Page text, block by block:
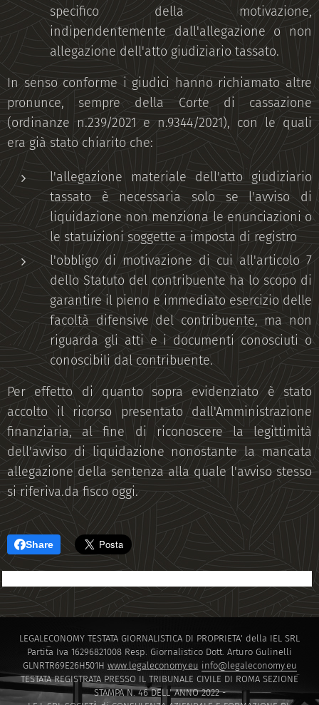
specifico della motivazione,
indipendentemente dall'allegazione o non
allegazione dell'atto giudiziario tassato.
In senso conforme i giudici hanno richiamato altre
pronunce, sempre della Corte di cassazione
(ordinanze n.239/2021 e n.9344/2021), con le quali
era già stato chiarito che:
l'allegazione materiale dell'atto giudiziario
tassato è necessaria solo se l'avviso di
liquidazione non menziona le enunciazioni o
le statuizioni soggette a imposta di registro
l'obbligo di motivazione di cui all'articolo 7
dello Statuto del contribuente ha lo scopo di
garantire il pieno e immediato esercizio delle
facoltà difensive del contribuente, ma non
riguarda gli atti e i documenti conosciuti o
conoscibili dal contribuente.
Per effetto di quanto sopra evidenziato è stato
accolto il ricorso presentato dall'Amministrazione
finanziaria, al fine di riconoscere la legittimità
dell'avviso di liquidazione nonostante la mancata
allegazione della sentenza alla quale l'avviso stesso
si riferiva.da fisco oggi.
Share
LEGALECONOMY TESTATA GIORNALISTICA DI PROPRIETA' della IEL SRL
Partita Iva 16296821008 Resp. Giornalistico Dott. Arturo Gulinelli
GLNRTR69E26H501H www.legaleconomy.eu info@legaleconomy.eu
TESTATA REGISTRATA PRESSO IL TRIBUNALE CIVILE DI ROMA SEZIONE
STAMPA N. 46 DELL' ANNO 2022 -